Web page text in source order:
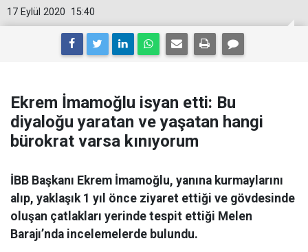
15:40
17 Eylül 2020
Ekrem İmamoğlu isyan etti: Bu
diyaloğu yaratan ve yaşatan hangi
bürokrat varsa kınıyorum
İBB Başkanı Ekrem İmamoğlu, yanına kurmaylarını
alıp, yaklaşık 1 yıl önce ziyaret ettiği ve gövdesinde
oluşan çatlakları yerinde tespit ettiği Melen
Barajı’nda incelemelerde bulundu.